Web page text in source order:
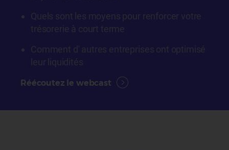
Quels sont les moyens pour renforcer votre
trésorerie à court terme
Comment d' autres entreprises ont optimisé
leur liquidités
Réécoutez le webcast